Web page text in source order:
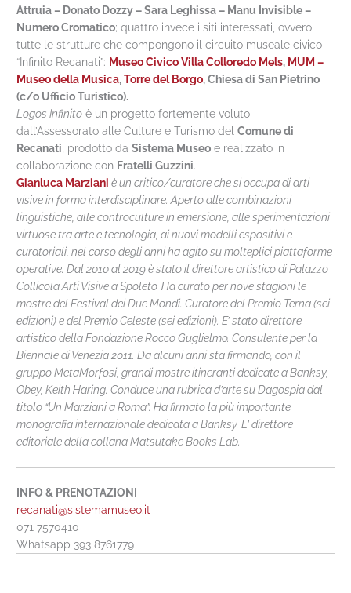
Attruia – Donato Dozzy – Sara Leghissa – Manu Invisible –
Numero Cromatico; quattro invece i siti interessati, ovvero
tutte le strutture che compongono il circuito museale civico
“Infinito Recanati”: Museo Civico Villa Colloredo Mels, MUM –
Museo della Musica,Torre del Borgo,Chiesa di San Pietrino
(c/o Ufficio Turistico).
Logos Infinito è un progetto fortemente voluto
dall’Assessorato alle Culture e Turismo delComune di
Recanati , prodotto daSistema Museo e realizzato in
collaborazione con Fratelli Guzzini.
Gianluca Marziani è un critico/curatore che si occupa di arti
visive in forma interdisciplinare. Aperto alle combinazioni
linguistiche, alle controculture in emersione, alle sperimentazioni
virtuose tra arte e tecnologia, ai nuovi modelli espositivi e
curatoriali, nel corso degli anni ha agito su molteplici piattaforme
operative. Dal 2010 al 2019 è stato il direttore artistico di Palazzo
Collicola Arti Visive a Spoleto. Ha curato per nove stagioni le
mostre del Festival dei Due Mondi. Curatore del Premio Terna (sei
edizioni) e del Premio Celeste (sei edizioni). E’ stato direttore
artistico della Fondazione Rocco Guglielmo. Consulente per la
Biennale di Venezia 2011. Da alcuni anni sta firmando, con il
gruppo MetaMorfosi, grandi mostre itineranti dedicate a Banksy,
Obey, Keith Haring. Conduce una rubrica d’arte su Dagospia dal
titolo “Un Marziani a Roma”. Ha firmato la più importante
monografia internazionale dedicata a Banksy. E’ direttore
editoriale della collana Matsutake Books Lab.
INFO & PRENOTAZIONI
recanati@sistemamuseo.it
071 7570410
Whatsapp 393 8761779